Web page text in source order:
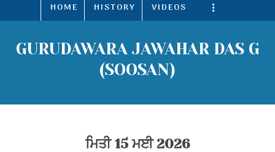
HOME HISTORY VIDEOS More
GURUDAWARA JAWAHAR DAS G
(SOOSAN)
ਮਿਤੀ 15 ਮਈ 2026